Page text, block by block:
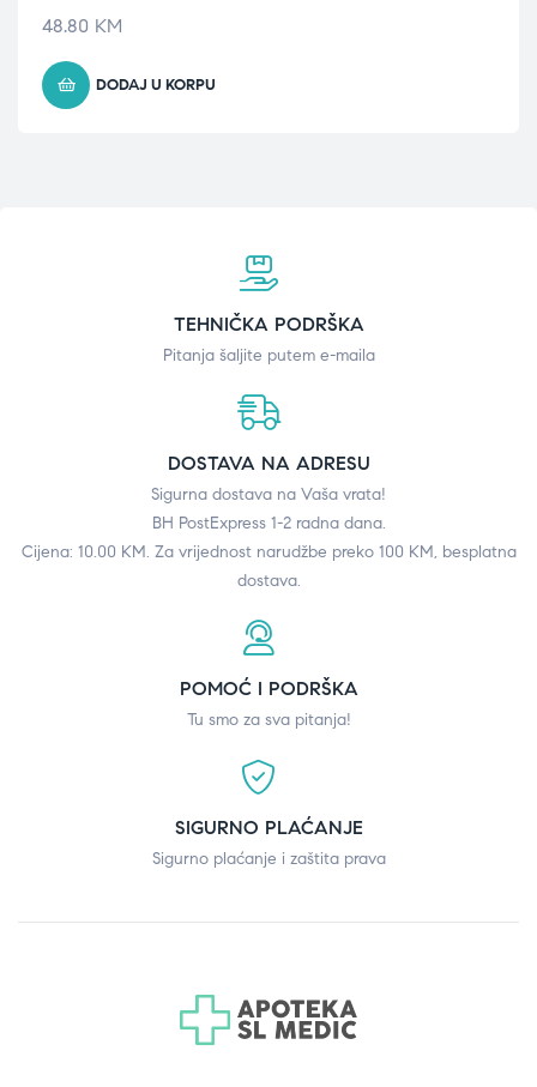
48.80 KM
DODAJ U KORPU
TEHNIČKA PODRŠKA
Pitanja šaljite putem e-maila
DOSTAVA NA ADRESU
Sigurna dostava na Vaša vrata!
BH PostExpress 1-2 radna dana.
Cijena: 10.00 KM. Za vrijednost narudžbe preko 100 KM, besplatna
dostava.
POMOĆ I PODRŠKA
Tu smo za sva pitanja!
SIGURNO PLAĆANJE
Sigurno plaćanje i zaštita prava